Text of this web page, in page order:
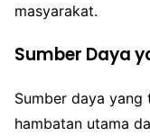
masyarakat.
Sumber Daya
Sumber daya
hambatan utama